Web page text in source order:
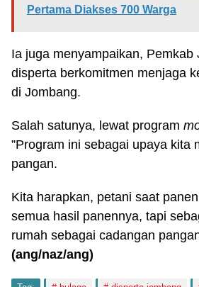
Pertama Diakses 700 Warga
Ia juga menyampaikan, Pemkab
disperta berkomitmen menjaga
di Jombang.
Salah satunya, lewat program
”Program ini sebagai upaya kita
pangan.
Kita harapkan, petani saat
semua hasil panennya, tapi
rumah sebagai cadangan
(ang/naz/ang)